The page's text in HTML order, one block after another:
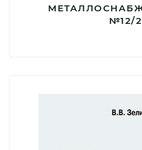
№12/